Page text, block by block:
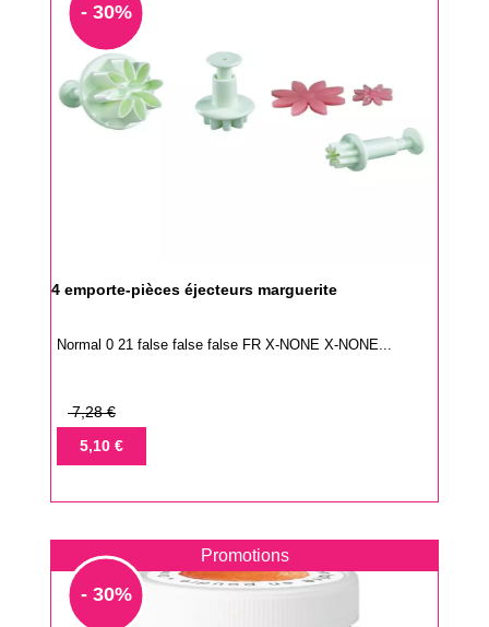
- 30%
4 emporte-pièces éjecteurs marguerite
Normal 0 21 false false false FR X-NONE X-NONE...
Prix
base
7,28 €
Prix5,10 €
Promotions
- 30%